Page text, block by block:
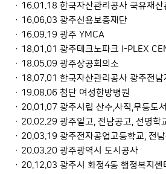
· 16.01.18 한국자산관리공사 국유재산
· 16.06.03 광주신용보증재단
· 16.09.19 광주 YMCA
· 18.01.01 광주테크노파크 I-PLEX
· 18.05.09 광주상공회의소
· 18.07.01 한국자산관리공사 광주전남
· 19.08.06 첨단 여성한방병원
· 20.01.07 광주시립 산수,사직,무등도
· 20.02.29 광주일고, 전남공고, 선명학
· 20.03.19 광주전자공업고등학교, 전
· 20.03.20 광주광역시 도시공사
· 20.12.03 광주시 화정4동 행정복지센